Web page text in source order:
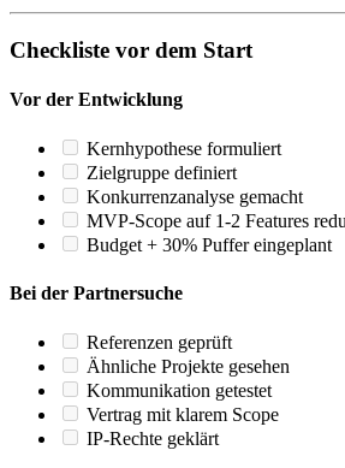
Checkliste vor dem Start
Vor der Entwicklung
Kernhypothese formuliert
Zielgruppe definiert
Konkurrenzanalyse gemacht
MVP-Scope auf 1-2 Features
Budget + 30% Puffer eingeplant
Bei der Partnersuche
Referenzen geprüft
Ähnliche Projekte gesehen
Kommunikation getestet
Vertrag mit klarem Scope
IP-Rechte geklärt